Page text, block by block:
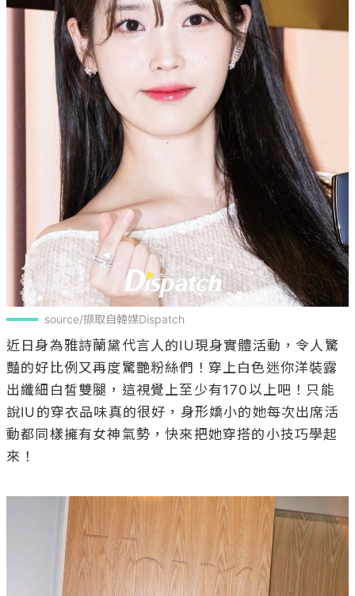
source/擷取自韓媒Dispatch
近日身為雅詩蘭黛代言人的IU現身實體活動，令人驚
豔的好比例又再度驚艷粉絲們！穿上白色迷你洋裝露
出纖細白皙雙腿，這視覺上至少有170以上吧！只能
說IU的穿衣品味真的很好，身形嬌小的她每次出席活
動都同樣擁有女神氣勢，快來把她穿搭的小技巧學起
來！